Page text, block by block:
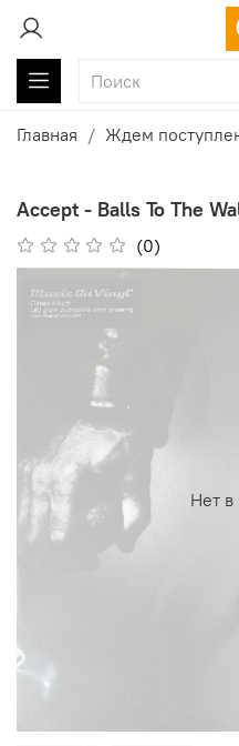
Главная Ждем
Accept - Balls To The
(0)
Нет в